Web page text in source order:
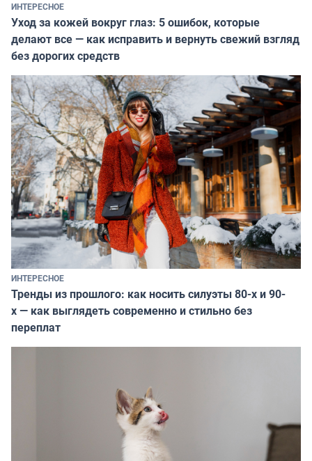
ИНТЕРЕСНОЕ
Уход за кожей вокруг глаз: 5 ошибок, которые
делают все — как исправить и вернуть свежий взгляд
без дорогих средств
ИНТЕРЕСНОЕ
Тренды из прошлого: как носить силуэты 80-х и 90-
х — как выглядеть современно и стильно без
переплат